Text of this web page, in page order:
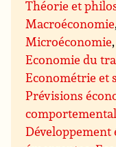
Théorie et
Macroéconomie
Microéconomie
Economie du
Econométrie et
Prévisions
Développement